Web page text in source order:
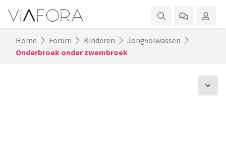
Home Forum Kinderen
Jongvolwassen
Onderbroek onder zwembroek